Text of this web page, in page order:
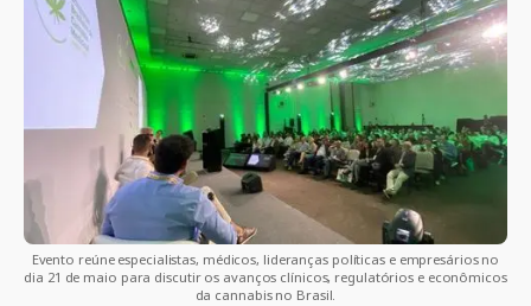
Evento reúne especialistas, médicos, lideranças políticas e empresários no
dia 21 de maio para discutir os avanços clínicos, regulatórios e econômicos
da cannabis no Brasil.